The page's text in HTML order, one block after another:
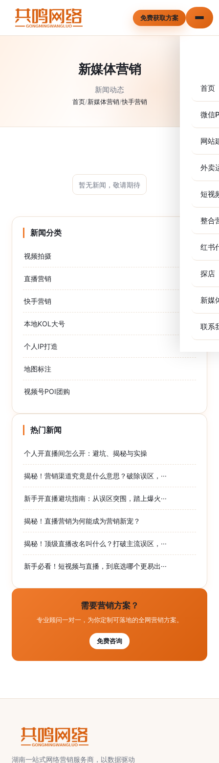
免费获取方案
首页
微信
网站
外卖
短视
整合
红书
探店
新媒
联系
新媒体营销
新闻动态
首页/新媒体营销/快手营销
暂无新闻，敬请期待
新闻分类
视频拍摄
直播营销
快手营销
本地KOL大号
个人IP打造
地图标注
视频号POI团购
热门新闻
个人开直播间怎么开：避坑、揭秘与实操
揭秘！营销渠道究竟是什么意思？破除误区，···
新手开直播避坑指南：从误区突围，踏上爆火···
揭秘！直播营销为何能成为营销新宠？
揭秘！顶级直播改名叫什么？打破主流误区，···
新手必看！短视频与直播，到底选哪个更易出···
需要营销方案？
专业顾问一对一，为你定制可落地的全网营销方案。
免费咨询
湖南一站式网络营销服务商，以数据驱动